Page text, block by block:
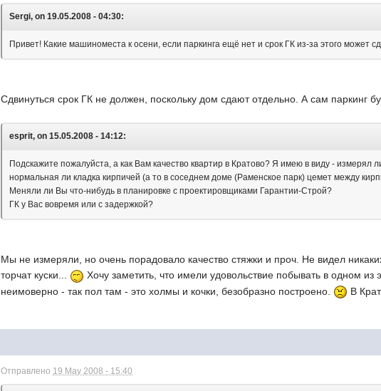
Sergi, on 19.05.2008 - 04:30:
Привет! Какие машиноместа к осени, если паркинга ещё нет и срок ГК из-за этого может
Сдвинуться срок ГК не должен, поскольку дом сдают отдельно. А сам паркинг
esprit, on 15.05.2008 - 14:12:
Подскажите пожалуйста, а как Вам качество квартир в Кратово? Я имею в виду - измерял
нормальная ли кладка кирпичей (а то в соседнем доме (Раменское парк) цемет между
Меняли ли Вы что-нибудь в планировке с проектировщиками Гарантии-Строй?
ГК у Вас вовремя или с задержкой?
Мы не измеряли, но очень порадовало качество стяжки и проч. Не видел
торчат куски...
Хочу заметить, что имели удовольствие побывать в одном
неимоверно - так пол там - это холмы и кочки, безобразно построено.
В
Отправлено 19 May 2008 - 15:40